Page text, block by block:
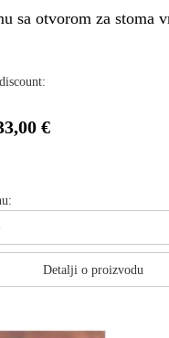
sa otvorom za stoma
€
Detalji o proizvodu